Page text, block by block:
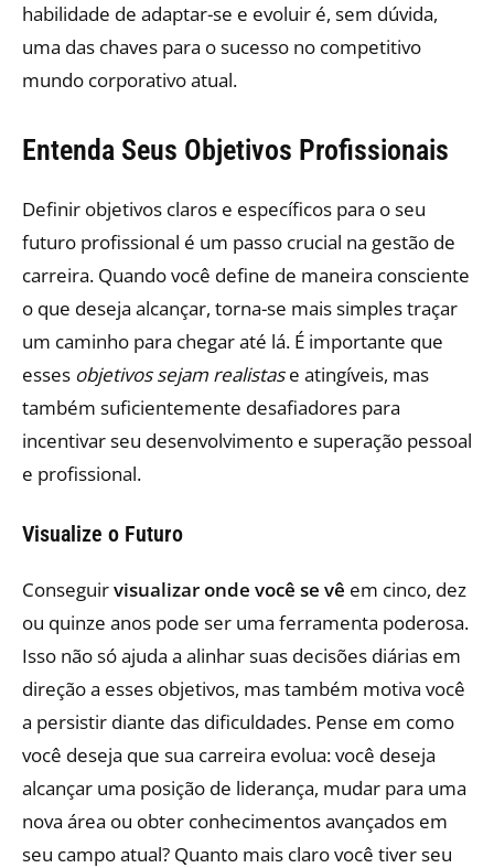
habilidade de adaptar-se e evoluir é, sem dúvida,
uma das chaves para o sucesso no competitivo
mundo corporativo atual.
Entenda Seus Objetivos Profissionais
Definir objetivos claros e específicos para o seu
futuro profissional é um passo crucial na gestão de
carreira. Quando você define de maneira consciente
o que deseja alcançar, torna-se mais simples traçar
um caminho para chegar até lá. É importante que
esses objetivos sejam realistase atingíveis, mas
também suficientemente desafiadores para
incentivar seu desenvolvimento e superação pessoal
e profissional.
Visualize o Futuro
Conseguirvisualizar onde você se vê em cinco, dez
ou quinze anos pode ser uma ferramenta poderosa.
Isso não só ajuda a alinhar suas decisões diárias em
direção a esses objetivos, mas também motiva você
a persistir diante das dificuldades. Pense em como
você deseja que sua carreira evolua: você deseja
alcançar uma posição de liderança, mudar para uma
nova área ou obter conhecimentos avançados em
seu campo atual? Quanto mais claro você tiver seu